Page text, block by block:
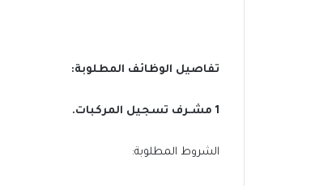
تفاصيل الوظائف المطلوبة:
1 مشـرف تسجيل المركبات.
الشروط المطلوبة: